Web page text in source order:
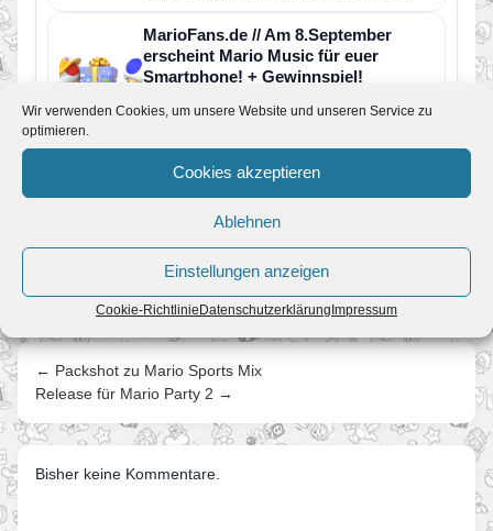
Wir verwenden Cookies, um unsere Website und unseren Service zu
optimieren.
Cookies akzeptieren
Ablehnen
Einstellungen anzeigen
Cookie-RichtlinieDatenschutzerklärungImpressum
digitalen Pforten. Ab…
MarioFans.de // Am 8.September
erscheint Mario Music für euer
Smartphone! + Gewinnspiel!
Wer in den letzten Tagen unsere Facebook-
Super Mario Galaxy 2 als Download
14. Januar 2015
Mr Iwata hat bekanntgegeben dass es
ausgewählte Wii Titel bald als Download für Wii
← Packshot zu Mario Sports Mix
Release für Mario Party 2 →
Bisher keine Kommentare.